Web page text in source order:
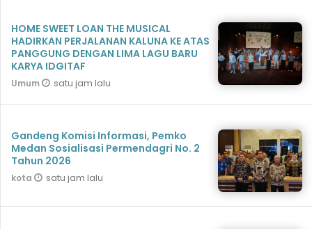
HOME SWEET LOAN THE MUSICAL
HADIRKAN PERJALANAN KALUNA KE ATAS
PANGGUNG DENGAN LIMA LAGU BARU
KARYA IDGITAF
Umum satu jam lalu
Gandeng Komisi Informasi, Pemko
Medan Sosialisasi Permendagri No. 2
Tahun 2026
kota satu jam lalu